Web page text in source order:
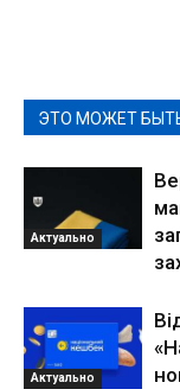
ЭТО МОЖЕТ
Актуально
Актуально